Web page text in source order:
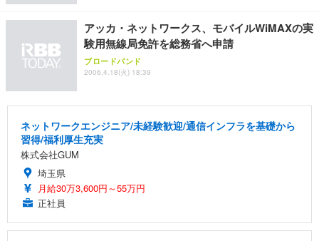
アッカ・ネットワークス、モバイルWiMAXの実
験用無線局免許を総務省へ申請
ブロードバンド
2006.4.18(火) 18:39
ネットワークエンジニア/未経験歓迎/通信インフラを基礎から
習得/福利厚生充実
株式会社GUM
埼玉県
月給30万3,600円～55万円
正社員